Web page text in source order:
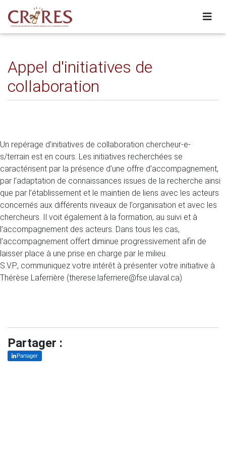
Appel d'initiatives de
collaboration
Un repérage d'initiatives de collaboration chercheur-e-
s/terrain est en cours. Les initiatives recherchées se
caractérisent par la présence d’une offre d’accompagnement,
par l’adaptation de connaissances issues de la recherche ainsi
que par l’établissement et le maintien de liens avec les acteurs
concernés aux différents niveaux de l’organisation et avec les
chercheurs. Il voit également à la formation, au suivi et à
l’accompagnement des acteurs. Dans tous les cas,
l’accompagnement offert diminue progressivement afin de
laisser place à une prise en charge par le milieu.
S.V.P., communiquez votre intérêt à présenter votre initiative à
Thérèse Laferrière (therese.laferriere@fse.ulaval.ca)
Partager :
Partager